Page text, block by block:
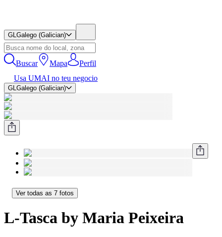
GLGalego (Galician)
Buscar Mapa
Perfil
Usa UMAI no teu negocio
GLGalego (Galician)
Ver todas as 7 fotos
L-Tasca by Maria Peixeira